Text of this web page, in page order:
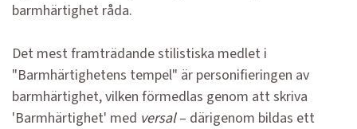
barmhärtighet råda.
Det mest framträdande stilistiska medlet i
"Barmhärtighetens tempel" är personifieringen av
barmhärtighet, vilken förmedlas genom att skriva
'Barmhärtighet' med versal– därigenom bildas ett